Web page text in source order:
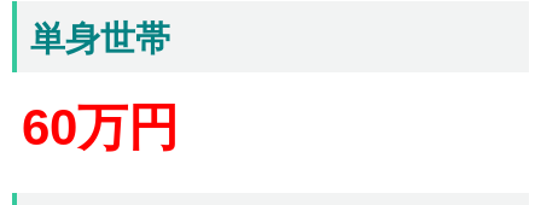
単身世帯
60万円